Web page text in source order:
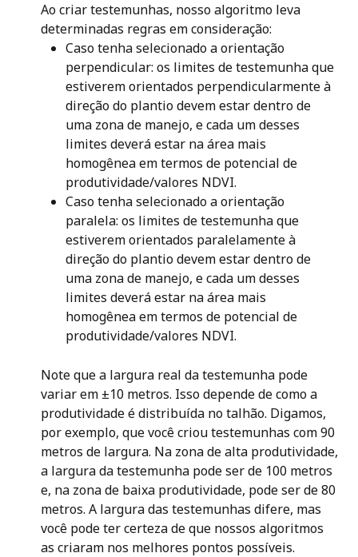
Ao criar testemunhas, nosso algoritmo leva
determinadas regras em consideração:
Caso tenha selecionado a orientação
perpendicular: os limites de testemunha que
estiverem orientados perpendicularmente à
direção do plantio devem estar dentro de
uma zona de manejo, e cada um desses
limites deverá estar na área mais
homogênea em termos de potencial de
produtividade/valores NDVI.
Caso tenha selecionado a orientação
paralela: os limites de testemunha que
estiverem orientados paralelamente à
direção do plantio devem estar dentro de
uma zona de manejo, e cada um desses
limites deverá estar na área mais
homogênea em termos de potencial de
produtividade/valores NDVI.
Note que a largura real da testemunha pode
variar em ±10 metros. Isso depende de como a
produtividade é distribuída no talhão. Digamos,
por exemplo, que você criou testemunhas com 90
metros de largura. Na zona de alta produtividade,
a largura da testemunha pode ser de 100 metros
e, na zona de baixa produtividade, pode ser de 80
metros. A largura das testemunhas difere, mas
você pode ter certeza de que nossos algoritmos
as criaram nos melhores pontos possíveis.